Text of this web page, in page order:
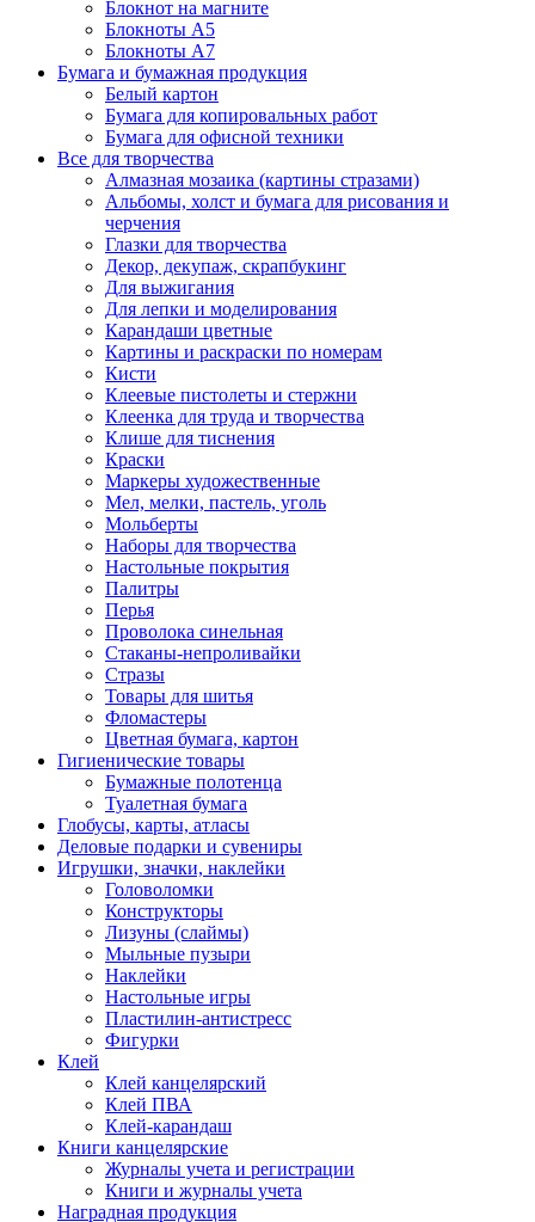
Блокнот на магните
Блокноты А5
Блокноты А7
Бумага и бумажная продукция
Белый картон
Бумага для копировальных работ
Бумага для офисной техники
Все для творчества
Алмазная мозаика (картины стразами)
Альбомы, холст и бумага для рисования и
черчения
Глазки для творчества
Декор, декупаж, скрапбукинг
Для выжигания
Для лепки и моделирования
Карандаши цветные
Картины и раскраски по номерам
Кисти
Клеевые пистолеты и стержни
Клеенка для труда и творчества
Клише для тиснения
Краски
Маркеры художественные
Мел, мелки, пастель, уголь
Мольберты
Наборы для творчества
Настольные покрытия
Палитры
Перья
Проволока синельная
Стаканы-непроливайки
Стразы
Товары для шитья
Фломастеры
Цветная бумага, картон
Гигиенические товары
Бумажные полотенца
Туалетная бумага
Глобусы, карты, атласы
Деловые подарки и сувениры
Игрушки, значки, наклейки
Головоломки
Конструкторы
Лизуны (слаймы)
Мыльные пузыри
Наклейки
Настольные игры
Пластилин-антистресс
Фигурки
Клей
Клей канцелярский
Клей ПВА
Клей-карандаш
Книги канцелярские
Журналы учета и регистрации
Книги и журналы учета
Наградная продукция